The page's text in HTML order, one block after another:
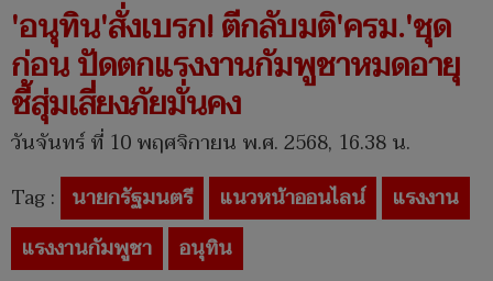
'อนุทิน'สั่งเบรก! ตีกลับมติ'ครม.'ชุด
ก่อน ปัดตกแรงงานกัมพูชาหมดอายุ
ชี้สุ่มเสี่ยงภัยมั่นคง
วันจันทร์ ที่ 10 พฤศจิกายน พ.ศ. 2568, 16.38 น.
Tag : นายกรัฐมนตรี แนวหน้าออนไลน์
แรงงาน
แรงงานกัมพูชา
อนุทิน